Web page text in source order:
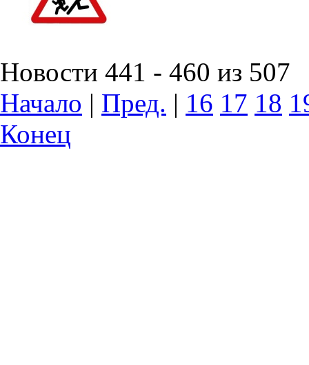
Новости 441 - 460 из 507
Начало | Пред. | 16 17 18
Конец